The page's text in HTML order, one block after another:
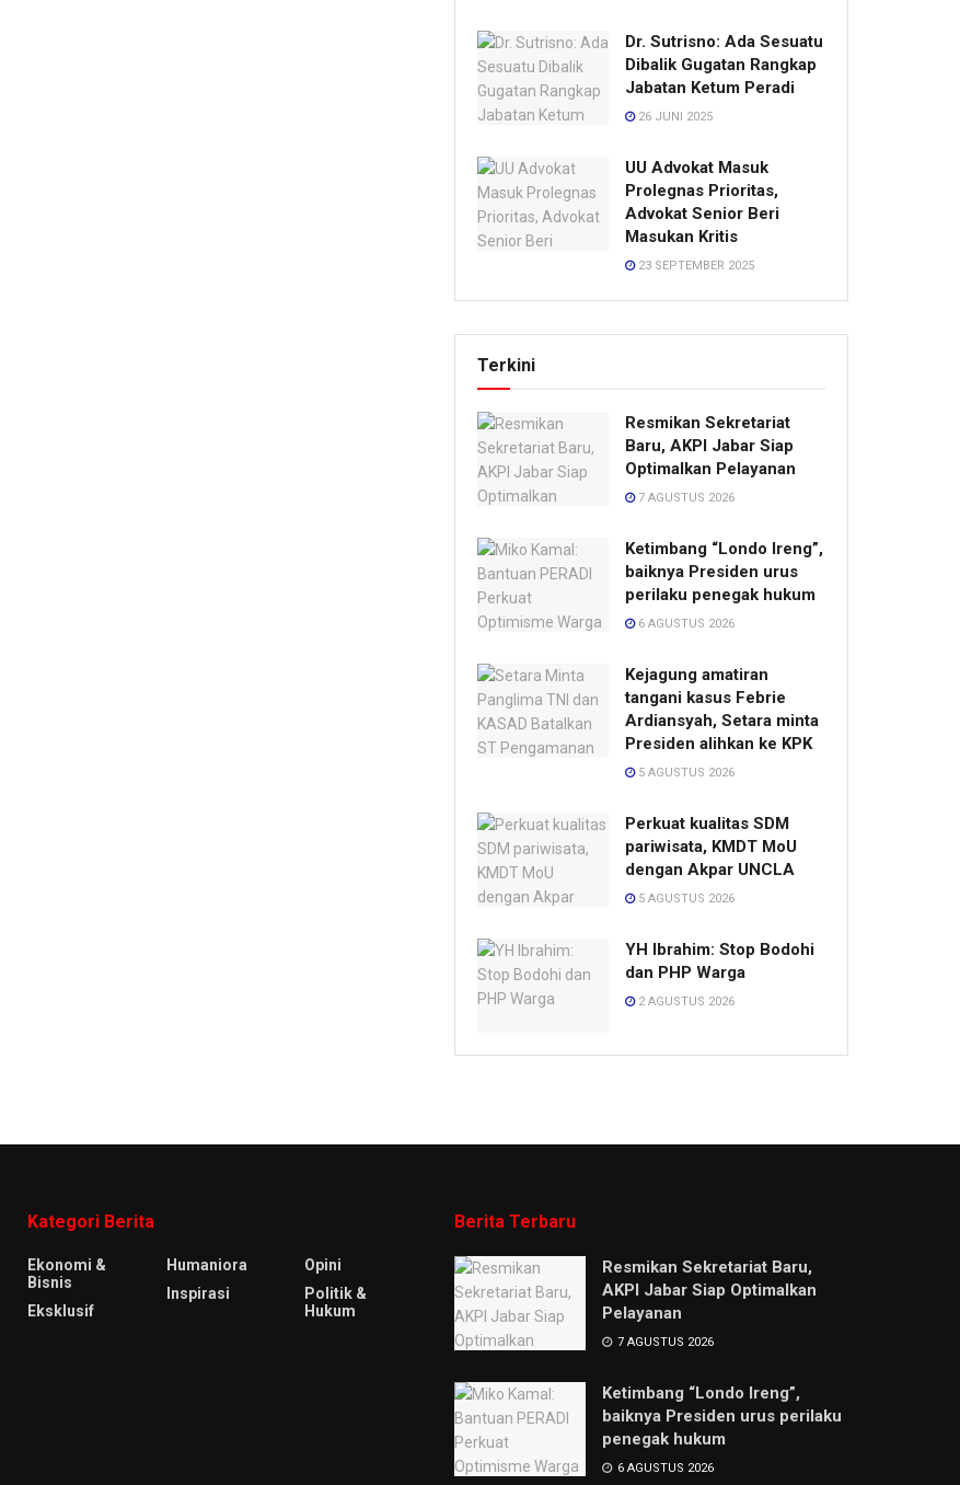
Dr. Sutrisno: Ada Sesuatu
Dibalik Gugatan Rangkap
Jabatan Ketum Peradi
26 JUNI 2025
UU Advokat Masuk
Prolegnas Prioritas,
Advokat Senior Beri
Masukan Kritis
23 SEPTEMBER 2025
Terkini
Resmikan Sekretariat
Baru, AKPI Jabar Siap
Optimalkan Pelayanan
7 AGUSTUS 2026
Ketimbang “Londo Ireng”,
baiknya Presiden urus
perilaku penegak hukum
6 AGUSTUS 2026
Kejagung amatiran
tangani kasus Febrie
Ardiansyah, Setara minta
Presiden alihkan ke KPK
5 AGUSTUS 2026
Perkuat kualitas SDM
pariwisata, KMDT MoU
dengan Akpar UNCLA
5 AGUSTUS 2026
YH Ibrahim: Stop Bodohi
dan PHP Warga
2 AGUSTUS 2026
Kategori Berita
Ekonomi &
Bisnis
Eksklusif
Humaniora
Inspirasi
Opini
Politik &
Hukum
Berita Terbaru
Resmikan Sekretariat Baru,
AKPI Jabar Siap Optimalkan
Pelayanan
7 AGUSTUS 2026
Ketimbang “Londo Ireng”,
baiknya Presiden urus perilaku
penegak hukum
6 AGUSTUS 2026